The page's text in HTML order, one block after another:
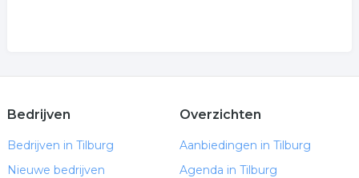
Bedrijven
Bedrijven in Tilburg
Nieuwe bedrijven
Overzichten
Aanbiedingen in Tilburg
Agenda in Tilburg